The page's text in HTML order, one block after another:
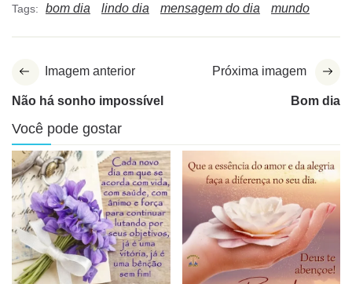
Tags: bom dia lindo dia mensagem do dia mundo
Imagem anterior
Não há sonho impossível
Próxima imagem
Bom dia
Você pode gostar